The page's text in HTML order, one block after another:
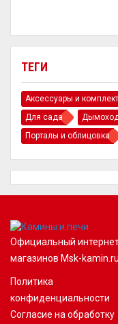
ТЕГИ
Аксессуары и
Для сада
Порталы и облицовка
Официальный
магазинов Msk-kamin.ru
Политика
конфиденциальности
Согласие на обработку